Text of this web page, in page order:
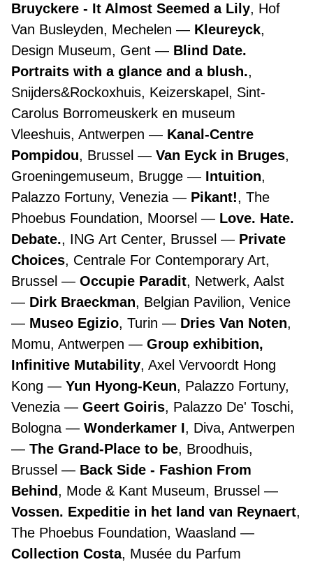
Bruyckere - It Almost Seemed a Lily, Hof
Van Busleyden, Mechelen
Kleureyck,
Design Museum, Gent
Blind Date.
Portraits with a glance and a blush.,
Snijders&Rockoxhuis, Keizerskapel, Sint-
Carolus Borromeuskerk en museum
Vleeshuis, Antwerpen
Kanal-Centre
Pompidou, Brussel Van Eyck in Bruges,
Groeningemuseum, Brugge
Intuition,
Palazzo Fortuny, Venezia
Pikant!, The
Phoebus Foundation, Moorsel
Love. Hate.
Debate., ING Art Center, Brussel
Private
Choices, Centrale For Contemporary Art,
Brussel
Occupie Paradit, Netwerk, Aalst
Dirk Braeckman, Belgian Pavilion, Venice
Museo Egizio, Turin Dries Van Noten,
Momu, Antwerpen
Group exhibition,
Infinitive Mutability, Axel Vervoordt Hong
Kong
Yun Hyong-Keun, Palazzo Fortuny,
Venezia
Geert Goiris, Palazzo De' Toschi,
Bologna
Wonderkamer I, Diva, Antwerpen
The Grand-Place to be, Broodhuis,
Brussel
Back Side - Fashion From
Behind, Mode & Kant Museum, Brussel
Vossen. Expeditie in het land van Reynaert,
The Phoebus Foundation, Waasland
Collection Costa, Musée du Parfum